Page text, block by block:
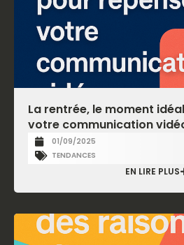
La rentrée, le moment
votre communication
01/09/2025
TENDANCES
EN LIRE PLUS